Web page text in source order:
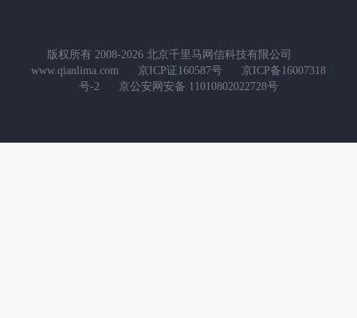
版权所有 2008-2026 北京千里马网信科技有限公司
www.qianlima.com
京ICP证160587号
京ICP备16007318
号-2
京公安网安备 11010802022728号